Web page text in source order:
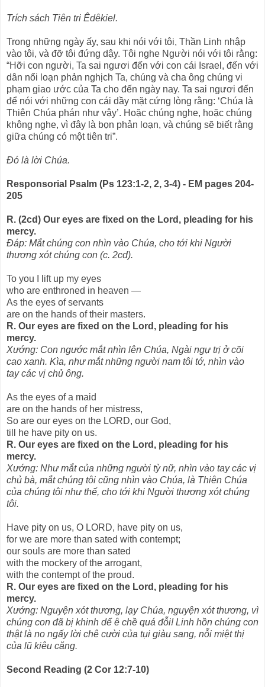
Trích sách Tiên tri Êdêkiel.
Trong những ngày ấy, sau khi nói với tôi, Thần Linh nhập
vào tôi, và đỡ tôi đứng dậy. Tôi nghe Người nói với tôi rằng:
“Hỡi con người, Ta sai ngươi đến với con cái Israel, đến với
dân nổi loạn phản nghịch Ta, chúng và cha ông chúng vi
phạm giao ước của Ta cho đến ngày nay. Ta sai ngươi đến
để nói với những con cái dầy mặt cứng lòng rằng: ‘Chúa là
Thiên Chúa phán như vậy’. Hoặc chúng nghe, hoặc chúng
không nghe, vì đây là bọn phản loạn, và chúng sẽ biết rằng
giữa chúng có một tiên tri”.
Ðó là lời Chúa.
Responsorial Psalm (Ps 123:1-2, 2, 3-4) - EM pages 204-
205
R. (2cd) Our eyes are fixed on the Lord, pleading for his
mercy.
Ðáp: Mắt chúng con nhìn vào Chúa, cho tới khi Người
thương xót chúng con (c. 2cd).
To you I lift up my eyes
who are enthroned in heaven —
As the eyes of servants
are on the hands of their masters.
R. Our eyes are fixed on the Lord, pleading for his
mercy.
Xướng: Con ngước mắt nhìn lên Chúa, Ngài ngự trị ở cõi
cao xanh. Kìa, như mắt những người nam tôi tớ, nhìn vào
tay các vị chủ ông.
As the eyes of a maid
are on the hands of her mistress,
So are our eyes on the LORD, our God,
till he have pity on us.
R. Our eyes are fixed on the Lord, pleading for his
mercy.
Xướng: Như mắt của những người tỳ nữ, nhìn vào tay các vị
chủ bà, mắt chúng tôi cũng nhìn vào Chúa, là Thiên Chúa
của chúng tôi như thế, cho tới khi Người thương xót chúng
tôi.
Have pity on us, O LORD, have pity on us,
for we are more than sated with contempt;
our souls are more than sated
with the mockery of the arrogant,
with the contempt of the proud.
R. Our eyes are fixed on the Lord, pleading for his
mercy.
Xướng: Nguyện xót thương, lạy Chúa, nguyện xót thương, vì
chúng con đã bị khinh dể ê chề quá đỗi! Linh hồn chúng con
thật là no ngấy lời chê cười của tụi giàu sang, nỗi miệt thị
của lũ kiêu căng.
Second Reading (2 Cor 12:7-10)